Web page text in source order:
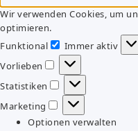
Wir verwenden Cookies, um
optimieren.
Funktional
Funktional
Immer aktiv
Vorlieben
Vorlieben
Statistiken
Statistiken
Marketing
Marketing
Optionen verwalten